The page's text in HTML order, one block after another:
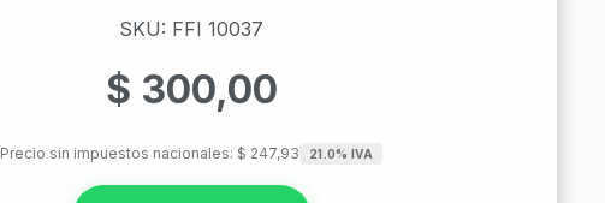
SKU: FFI 10037
$ 300,00
Precio sin impuestos nacionales: $ 247,93 21.0% IVA